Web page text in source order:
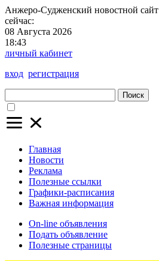
Анжеро-Судженский новостной сайт
сейчас:
08 Августа 2026
18:43
личный кабинет
вход регистрация
Поиск
Главная
Новости
Реклама
Полезные ссылки
Графики-расписания
Важная информация
On-line объявления
Подать объявление
Полезные страницы